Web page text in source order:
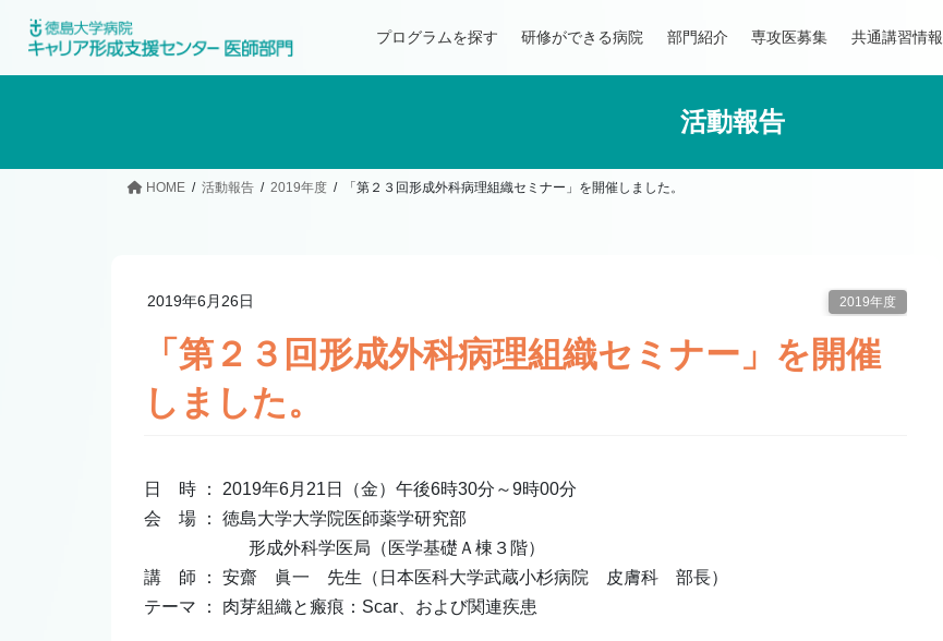
プログラムを探す 研修ができる病院 部門紹介 専攻医募集 共通講習情報
活動報告
HOME 活動報告 2019年度 「第２３回形成外科病理組織セミナー」を開催しました。
2019年6月26日 2019年度
「第２３回形成外科病理組織セミナー」を開催
しました。
日 時 ： 2019年6月21日（金）午後6時30分～9時00分
会 場 ： 徳島大学大学院医師薬学研究部
形成外科学医局（医学基礎Ａ棟３階）
講 師 ： 安齋 眞一 先生（日本医科大学武蔵小杉病院 皮膚科 部長）
テーマ ： 肉芽組織と瘢痕：Scar、および関連疾患